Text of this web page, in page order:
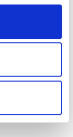
und sozialen